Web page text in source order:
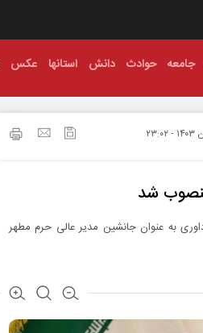
جامعه حوادث دانش استانها عکس
شد
به عنوان جانشین مدیر عالى حرم مطهر